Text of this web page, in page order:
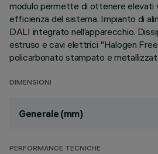
modulo permette di ottenere elevati
efficienza del sistema. Impianto di
DALI integrato nell’apparecchio.
estruso e cavi elettrici "Halogen
policarbonato stampato e
DIMENSIONI
Generale (mm)
PERFORMANCE TECNICHE